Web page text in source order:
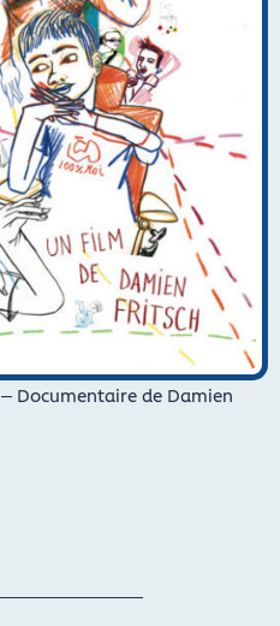
– Documentaire de Damien